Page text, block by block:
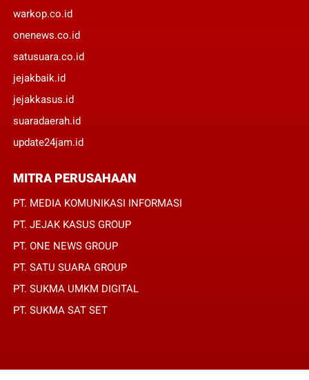
warkop.co.id
onenews.co.id
satusuara.co.id
jejakbaik.id
jejakkasus.id
suaradaerah.id
update24jam.id
MITRA PERUSAHAAN
PT. MEDIA KOMUNIKASI INFORMASI
PT. JEJAK KASUS GROUP
PT. ONE NEWS GROUP
PT. SATU SUARA GROUP
PT. SUKMA UMKM DIGITAL
PT. SUKMA SAT SET